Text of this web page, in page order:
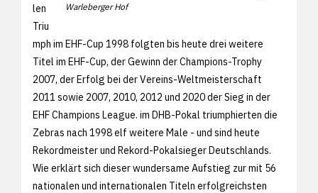
Warleberger Hof
len
Triu
mph im EHF-Cup 1998 folgten bis heute drei weitere
Titel im EHF-Cup, der Gewinn der Champions-Trophy
2007, der Erfolg bei der Vereins-Weltmeisterschaft
2011 sowie 2007, 2010, 2012 und 2020 der Sieg in der
EHF Champions League. im DHB-Pokal triumphierten die
Zebras nach 1998 elf weitere Male - und sind heute
Rekordmeister und Rekord-Pokalsieger Deutschlands.
Wie erklärt sich dieser wundersame Aufstieg zur mit 56
nationalen und internationalen Titeln erfolgreichsten